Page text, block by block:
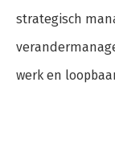
strategisch
werk en